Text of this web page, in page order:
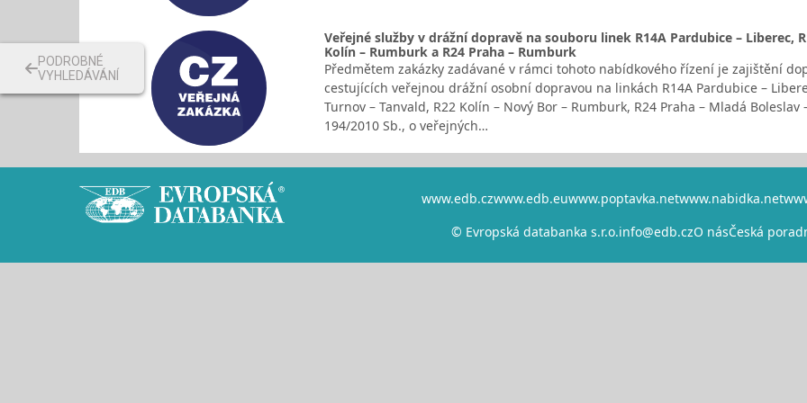
Veřejné služby v drážní dopravě na souboru linek R14A Pardubice – Liberec,
Kolín – Rumburk a R24 Praha – Rumburk
Předmětem zakázky zadávané v rámci tohoto nabídkového řízení je zajištění
cestujících veřejnou drážní osobní dopravou na linkách R14A Pardubice –
Turnov – Tanvald, R22 Kolín – Nový Bor – Rumburk, R24 Praha – Mladá
194/2010 Sb., o veřejných…
www.edb.czwww.edb.euwww.poptavka.netwww.nabidka.net
© Evropská databanka s.r.o.info@edb.czO násČeská
PODROBNÉ
VYHLEDÁVÁNÍ